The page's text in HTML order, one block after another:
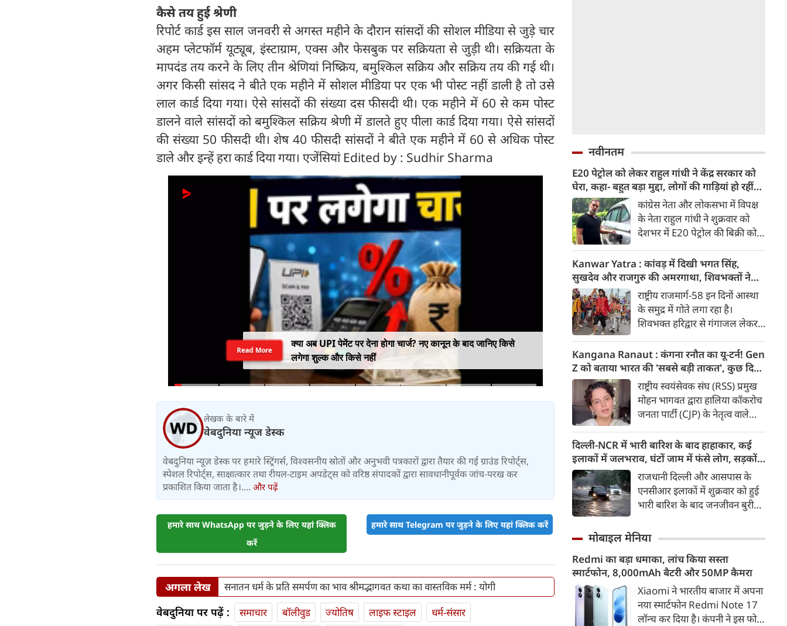
कैसे तय हुई श्रेणी
रिपोर्ट कार्ड इस साल जनवरी से अगस्त महीने के दौरान सांसदों की सोशल मीडिया से जुड़े चार
अहम प्लेटफॉर्म यूट्यूब, इंस्टाग्राम, एक्स और फेसबुक पर सक्रियता से जुड़ी थी। सक्रियता के
मापदंड तय करने के लिए तीन श्रेणियां निष्क्रिय, बमुश्किल सक्रिय और सक्रिय तय की गई थी।
अगर किसी सांसद ने बीते एक महीने में सोशल मीडिया पर एक भी पोस्ट नहीं डाली है तो उसे
लाल कार्ड दिया गया। ऐसे सांसदों की संख्या दस फीसदी थी। एक महीने में 60 से कम पोस्ट
डालने वाले सांसदों को बमुश्किल सक्रिय श्रेणी में डालते हुए पीला कार्ड दिया गया। ऐसे सांसदों
की संख्या 50 फीसदी थी। शेष 40 फीसदी सांसदों ने बीते एक महीने में 60 से अधिक पोस्ट
डाले और इन्हें हरा कार्ड दिया गया। एजेंसियां Edited by : Sudhir Sharma
क्या अब UPI पेमेंट पर देना होगा चार्ज? नए कानून के बाद जानिए किसे
लगेगा शुल्क और किसे नहीं
Read More
लेखक के बारे में
वेबदुनिया न्यूज डेस्क
वेबदुनिया न्यूज़ डेस्क पर हमारे स्ट्रिंगर्स, विश्वसनीय स्रोतों और अनुभवी पत्रकारों द्वारा तैयार की गई ग्राउंड रिपोर्ट्स,
स्पेशल रिपोर्ट्स, साक्षात्कार तथा रीयल-टाइम अपडेट्स को वरिष्ठ संपादकों द्वारा सावधानीपूर्वक जांच-परख कर
प्रकाशित किया जाता है।.... और पढ़ें
हमारे साथ WhatsApp पर जुड़ने के लिए यहां क्लिक
करें
हमारे साथ Telegram पर जुड़ने के लिए यहां क्लिक करें
अगला लेख सनातन धर्म के प्रति समर्पण का भाव श्रीमद्भागवत कथा का वास्तविक मर्म : योगी
वेबदुनिया पर पढ़ें : समाचार बॉलीवुड ज्योतिष लाइफ स्‍टाइल
धर्म-संसार
नवीनतम
E20 पेट्रोल को लेकर राहुल गांधी ने केंद्र सरकार को
घेरा, कहा- बहुत बड़ा मुद्दा, लोगों की गाड़ियां हो रहीं
खराब, BJP ने बताया खराब पटकथा
कांग्रेस नेता और लोकसभा में विपक्ष
के नेता राहुल गांधी ने शुक्रवार को
देशभर में E20 पेट्रोल की बिक्री को
दिया। उन्होंने E20 को ‘बहुत बड़ा
मुद्दा’ बताते हुए आरोप लगाया कि
इसके इस्तेमाल से वाहनों को नुकसान
हो रहा है और इसका आर्थिक बोझ
आम उपभोक्ताओं पर पड़ रहा है।
Kanwar Yatra : कांवड़ में दिखी भगत सिंह,
सुखदेव और राजगुरु की अमरगाथा, शिवभक्तों ने
अनोखे अंदाज में दी श्रद्धांजलिराष्ट्रीय राजमार्ग-58 इन दिनों आस्था
के समुद्र में गोते लगा रहा है।
शिवभक्त हरिद्वार से गंगाजल लेकर
है। लाखों शिवभक्तों के बीच रंग-
बिरंगी और आकर्षक कांवड़ें हर किसी
का ध्यान बरबस अपनी ओर खींच रही
हैं। लेकिन ऐसे में जब शिव चौक से
एक गुजरी कांवड़ ने लोगों के दिलों को
गहराई तक छू लिया। यह केवल
कांवड़ नहीं थी, बल्कि देश की
आजादी के अमर सेनानियों को
समर्पित एक चलती-फिरती श्रद्धांजलि
थी।
Kangana Ranaut : कंगना रनौत का यू-टर्न! Gen
Z को बताया भारत की 'सबसे बड़ी ताकत', कुछ दिन
पहले प्रदर्शनकारियों को कहा था 'जेनरेशन गटर'
राष्ट्रीय स्वयंसेवक संघ (RSS) प्रमुख
मोहन भागवत द्वारा हालिया कॉकरोच
जनता पार्टी (CJP) के नेतृत्व वाले
समर्थन दिए जाने के एक दिन बाद
बीजेपी सांसद और अभिनेत्री कंगना
रनौत ने अपने पहले के बयान पर
सफाई दी। उन्होंने अब Gen Z को
भारत की ‘सबसे बड़ी ताकत’ बताया
है। कंगना ने कहा कि कुछ लोगों के
गलत ठहराना उचित नहीं है। उन्होंने
कहा कि Gen Z सरकार का हिस्सा है
और इसी पीढ़ी के जनादेश की वजह
से मौजूदा सरकार लंबे समय से सत्ता
में है।
दिल्ली-NCR में भारी बारिश के बाद हाहाकार, कई
इलाकों में जलभराव, घंटों जाम में फंसे लोग, सड़कों
पर भरा कमर तक पानीराजधानी दिल्ली और आसपास के
एनसीआर इलाकों में शुक्रवार को हुई
भारी बारिश के बाद जनजीवन बुरी
और गाजियाबाद के कई इलाकों में
जिसके चलते कई प्रमुख मार्गों पर
लंबा ट्रैफिक जाम लग गया। भारी
बारिश के कारण लोगों को अपने
गंतव्य तक पहुंचने में काफी परेशानी
का सामना करना पड़ा।
मोबाइल मेनिया
Redmi का बड़ा धमाका, लांच किया सस्ता
स्मार्टफोन, 8,000mAh बैटरी और 50MP कैमरा
Xiaomi ने भारतीय बाजार में अपना
नया स्मार्टफोन Redmi Note 17
लॉन्च कर दिया है। कंपनी ने इस फोन